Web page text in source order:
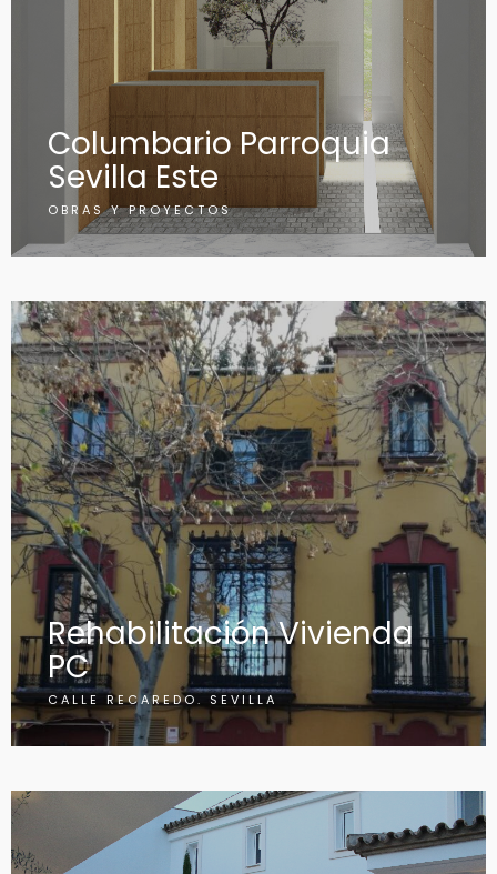
Columbario Parroquia
Sevilla Este
OBRAS Y PROYECTOS
Rehabilitación Vivienda
PC
CALLE RECAREDO. SEVILLA